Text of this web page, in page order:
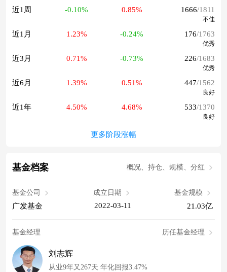
近1周 -0.10% 0.85% 1666/1811
不佳
近1月 1.23% -0.24% 176/1763
优秀
近3月 0.71% -0.73% 226/1683
优秀
近6月 1.39% 0.51% 447/1562
良好
近1年 4.50% 4.68% 533/1370
良好
更多阶段涨幅
基金档案 概况、持仓、规模、分红
基金公司
广发基金
成立日期
2022-03-11
基金规模
21.03亿
基金经理 历任基金经理
刘志辉
从业9年又267天 年化回报3.47%